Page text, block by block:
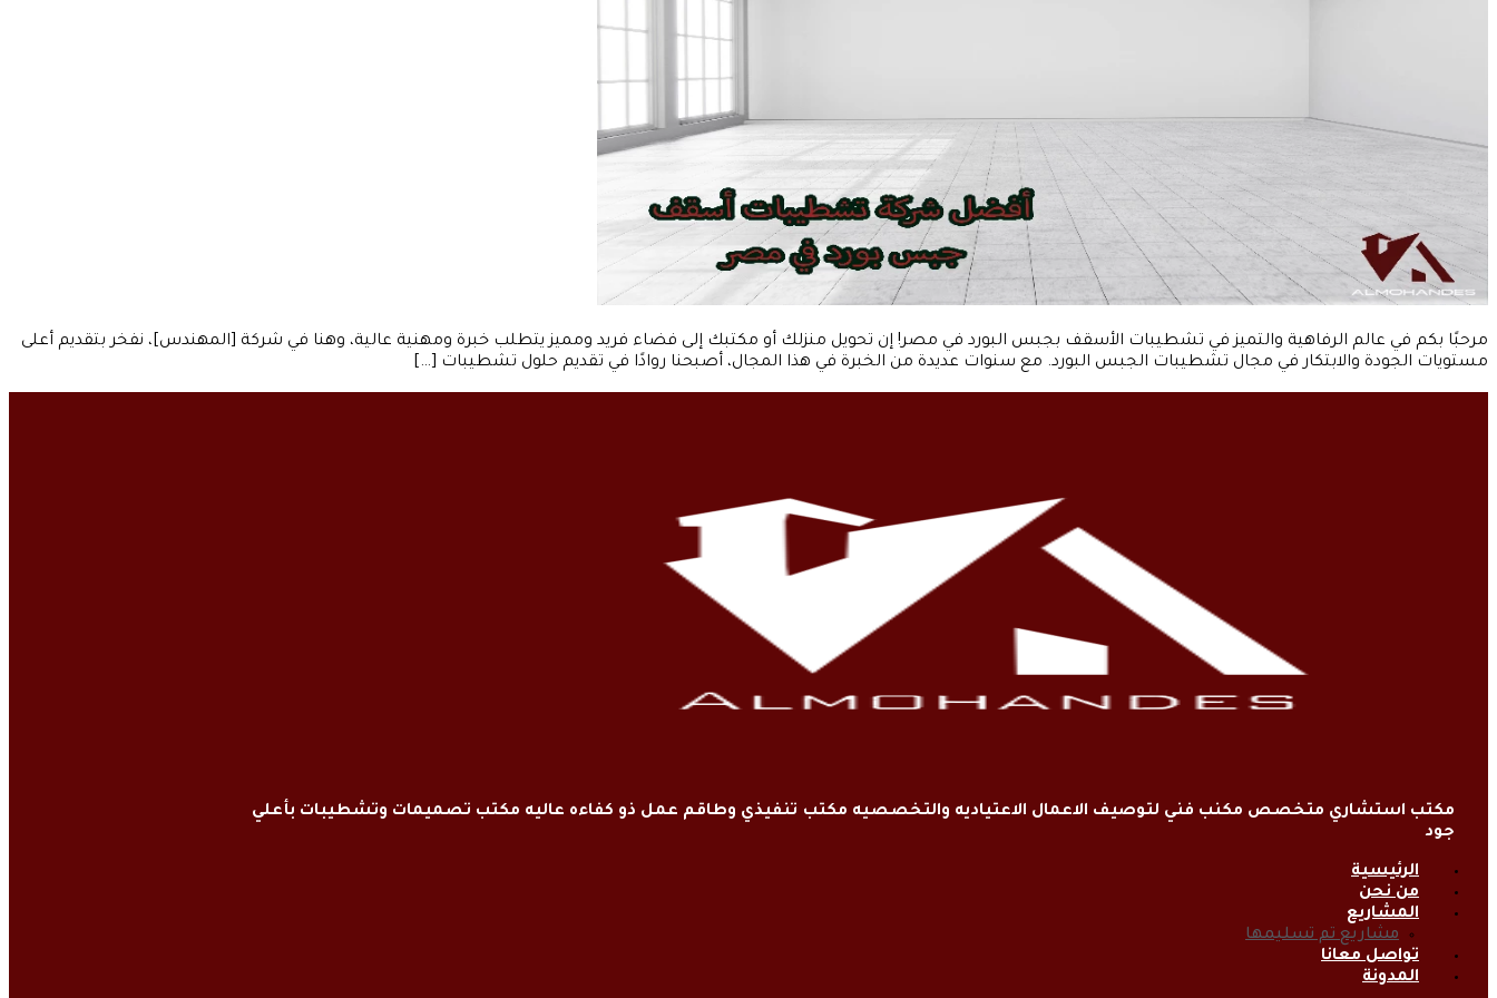
مرحبًا بكم في عالم الرفاهية والتميز في تشطيبات الأسقف بجبس البورد في مصر! إن تحويل منزلك أو مكتبك إلى فضاء فريد ومميز يتطلب خبرة ومهنية عالية، وهنا في شركة [المهندس]، نفخر بتقديم أعلى
مستويات الجودة والابتكار في مجال تشطيبات الجبس البورد. مع سنوات عديدة من الخبرة في هذا المجال، أصبحنا روادًا في تقديم حلول تشطيبات […]
مكتب استشاري متخصص مكنب فني لتوصيف الاعمال الاعتياديه والتخصصيه مكتب تنفيذي وطاقم عمل ذو كفاءه عاليه مكتب تصميمات وتشطيبات بأعلي
جود
الرئيسية
من نحن
المشاريع
مشاريع تم تسليمها
تواصل معانا
المدونة